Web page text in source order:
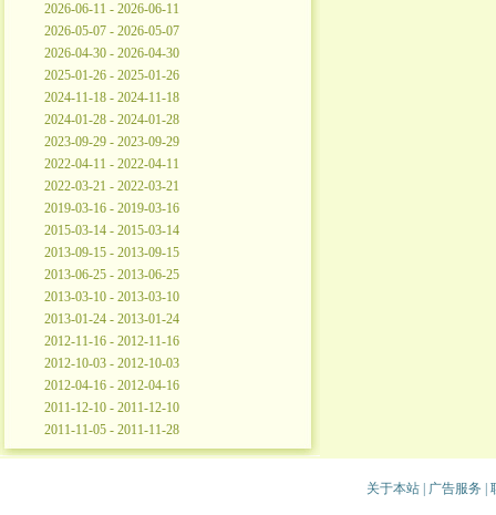
2026-06-11 - 2026-06-11
2026-05-07 - 2026-05-07
2026-04-30 - 2026-04-30
2025-01-26 - 2025-01-26
2024-11-18 - 2024-11-18
2024-01-28 - 2024-01-28
2023-09-29 - 2023-09-29
2022-04-11 - 2022-04-11
2022-03-21 - 2022-03-21
2019-03-16 - 2019-03-16
2015-03-14 - 2015-03-14
2013-09-15 - 2013-09-15
2013-06-25 - 2013-06-25
2013-03-10 - 2013-03-10
2013-01-24 - 2013-01-24
2012-11-16 - 2012-11-16
2012-10-03 - 2012-10-03
2012-04-16 - 2012-04-16
2011-12-10 - 2011-12-10
2011-11-05 - 2011-11-28
关于本站| 广告服务